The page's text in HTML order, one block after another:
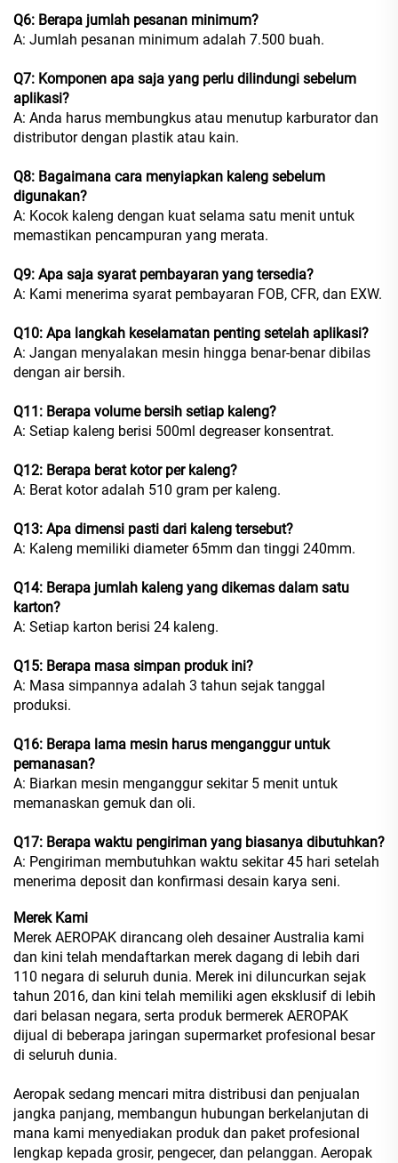
Q6: Berapa jumlah pesanan minimum?
A: Jumlah pesanan minimum adalah 7.500 buah.
Q7: Komponen apa saja yang perlu dilindungi sebelum
aplikasi?
A: Anda harus membungkus atau menutup karburator dan
distributor dengan plastik atau kain.
Q8: Bagaimana cara menyiapkan kaleng sebelum
digunakan?
A: Kocok kaleng dengan kuat selama satu menit untuk
memastikan pencampuran yang merata.
Q9: Apa saja syarat pembayaran yang tersedia?
A: Kami menerima syarat pembayaran FOB, CFR, dan EXW.
Q10: Apa langkah keselamatan penting setelah aplikasi?
A: Jangan menyalakan mesin hingga benar-benar dibilas
dengan air bersih.
Q11: Berapa volume bersih setiap kaleng?
A: Setiap kaleng berisi 500ml degreaser konsentrat.
Q12: Berapa berat kotor per kaleng?
A: Berat kotor adalah 510 gram per kaleng.
Q13: Apa dimensi pasti dari kaleng tersebut?
A: Kaleng memiliki diameter 65mm dan tinggi 240mm.
Q14: Berapa jumlah kaleng yang dikemas dalam satu
karton?
A: Setiap karton berisi 24 kaleng.
Q15: Berapa masa simpan produk ini?
A: Masa simpannya adalah 3 tahun sejak tanggal
produksi.
Q16: Berapa lama mesin harus menganggur untuk
pemanasan?
A: Biarkan mesin menganggur sekitar 5 menit untuk
memanaskan gemuk dan oli.
Q17: Berapa waktu pengiriman yang biasanya dibutuhkan?
A: Pengiriman membutuhkan waktu sekitar 45 hari setelah
menerima deposit dan konfirmasi desain karya seni.
Merek Kami
Merek AEROPAK dirancang oleh desainer Australia kami
dan kini telah mendaftarkan merek dagang di lebih dari
110 negara di seluruh dunia. Merek ini diluncurkan sejak
tahun 2016, dan kini telah memiliki agen eksklusif di lebih
dari belasan negara, serta produk bermerek AEROPAK
dijual di beberapa jaringan supermarket profesional besar
di seluruh dunia.
Aeropak sedang mencari mitra distribusi dan penjualan
jangka panjang, membangun hubungan berkelanjutan di
mana kami menyediakan produk dan paket profesional
lengkap kepada grosir, pengecer, dan pelanggan. Aeropak